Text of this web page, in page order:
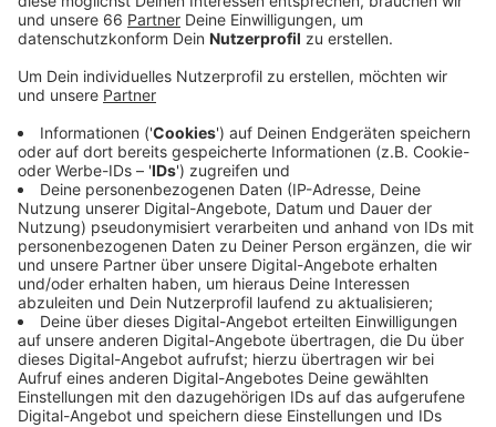
Anzeige
Erstes Bully im PSD-Bank-Dome ist um 19:30 Uhr. Der
Gegner heißt München. Endlich können auch wieder
Fans in die Halle. Die aktuellen Corona-Regeln erlauben
4.000 Zuschauer. Es gibt auch noch freie Tickets im
Verkauf. Aktuell steht die DEG in der Tabelle auf Platz
neun – und damit auf einem Playoff-Platz. Wir
übertragen das Heimspiel gegen München heute
wieder live im Radio.
Anzeige
Weitere Infos und Links zum Thema: